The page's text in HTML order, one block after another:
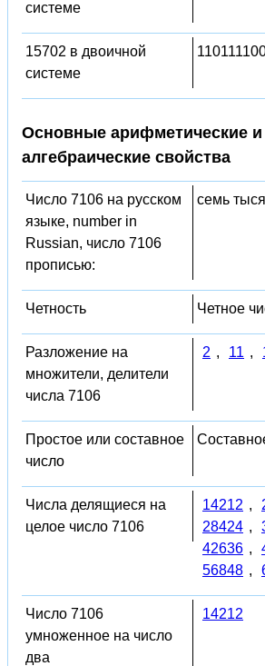
системе
15702 в двоичной
системе
Основные арифметические и
алгебраические свойства
Число 7106 на русском
языке, number in
Russian, число 7106
прописью:
семь
Четность Четное
Разложение на
множители, делители
числа 7106
2 , 11 ,
Простое или составное
число
Числа делящиеся на
целое число 7106
14212 ,
28424 ,
42636 ,
56848 ,
Число 7106
умноженное на число
два
14212